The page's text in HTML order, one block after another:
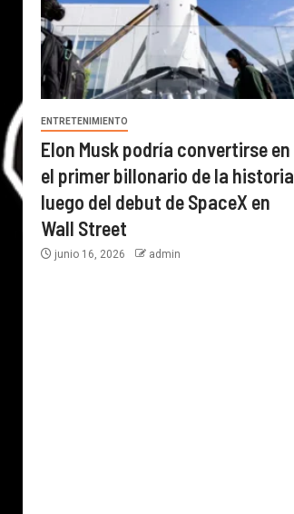
ENTRETENIMIENTO
Elon Musk podría convertirse en
el primer billonario de la historia
luego del debut de SpaceX en
Wall Street
junio 16, 2026 admin